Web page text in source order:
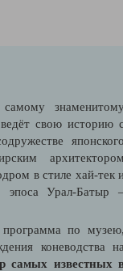
свою историю
в стиле хай-тек
эпоса Урал-Батыр
программа по
коневодства
самых известных